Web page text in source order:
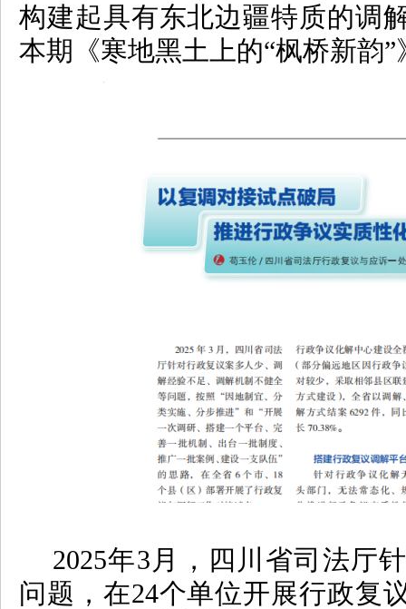
构建起具有东北边疆特质的调
本期《寒地黑土上的“枫桥新韵”
2025年3月，四川省司法厅
问题，在24个单位开展行政复